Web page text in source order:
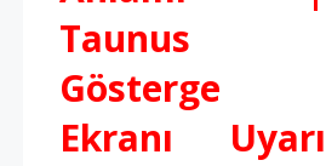
Taunus
Gösterge
Ekranı Uyarı